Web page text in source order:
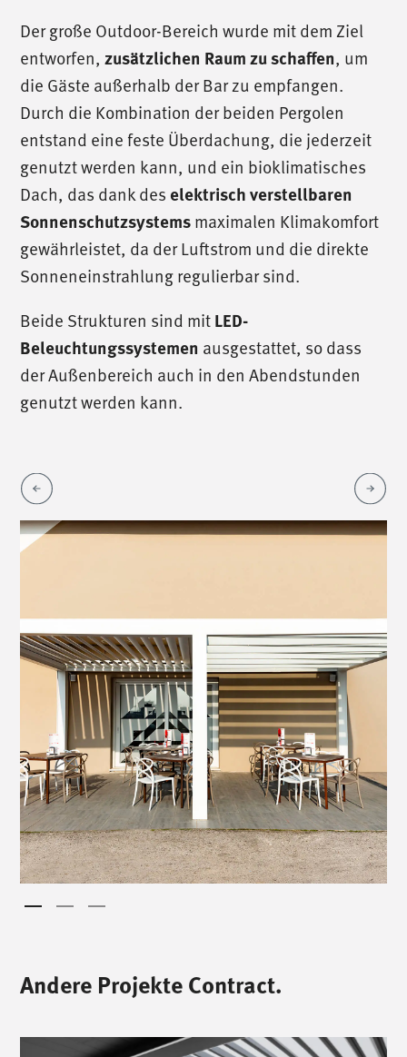
Der große Outdoor-Bereich wurde mit dem Ziel
entworfen,zusätzlichen Raum zu schaffen, um
die Gäste außerhalb der Bar zu empfangen.
Durch die Kombination der beiden Pergolen
entstand eine feste Überdachung, die jederzeit
genutzt werden kann, und ein bioklimatisches
Dach, das dank des elektrisch verstellbaren
Sonnenschutzsystemsmaximalen Klimakomfort
gewährleistet, da der Luftstrom und die direkte
Sonneneinstrahlung regulierbar sind.
Beide Strukturen sind mitLED-
Beleuchtungssystemen ausgestattet, so dass
der Außenbereich auch in den Abendstunden
genutzt werden kann.
Andere Projekte Contract.